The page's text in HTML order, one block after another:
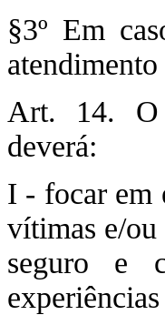
§3º Em
Art. 14. O
deverá:
I - focar em
vítimas e/ou
seguro e